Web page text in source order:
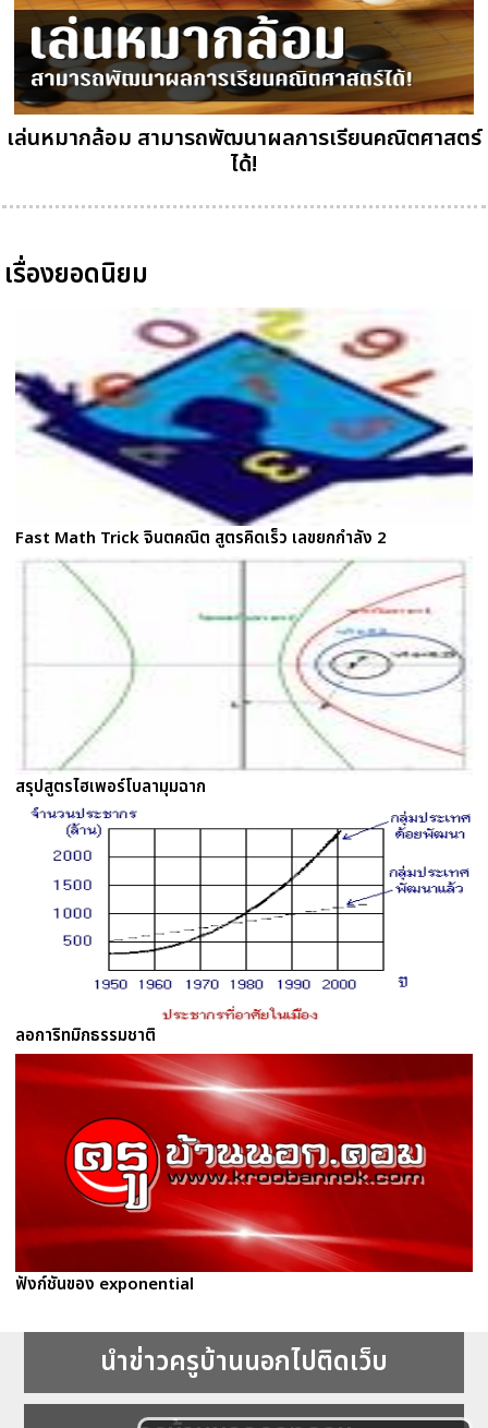
เล่นหมากล้อม สามารถพัฒนาผลการเรียนคณิตศาสตร์
ได้!
เรื่องยอดนิยม
Fast Math Trick จินตคณิต สูตรคิดเร็ว เลขยกกำลัง 2
สรุปสูตรไฮเพอร์โบลามุมฉาก
ลอการิทมิกธรรมชาติ
ฟังก์ชันของ exponential
นำข่าวครูบ้านนอกไปติดเว็บ